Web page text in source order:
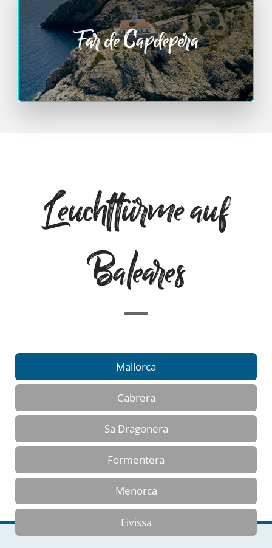
Far de Capdepera
Leuchttürme auf
Baleares
Mallorca
Cabrera
Sa Dragonera
Formentera
Menorca
Eivissa